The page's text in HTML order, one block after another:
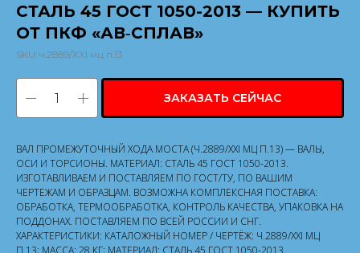
СТАЛЬ 45 ГОСТ 1050-2013 — КУПИТЬ
ОТ ПКФ «АВ‑СПЛАВ»
SKU: ч.2889/XXI мц п.13
ЗАКАЗАТЬ СЕЙЧАС
ВАЛ ПРОМЕЖУТОЧНЫЙ ХОДА МОСТА (Ч.2889/XXI МЦ П.13) — ВАЛЫ,
ОСИ И ТОРСИОНЫ. МАТЕРИАЛ: СТАЛЬ 45 ГОСТ 1050-2013.
ИЗГОТАВЛИВАЕМ И ПОСТАВЛЯЕМ ПО ГОСТ/ТУ, ПО ВАШИМ
ЧЕРТЕЖАМ И ОБРАЗЦАМ. ВОЗМОЖНА КОМПЛЕКСНАЯ ПОСТАВКА:
ОБРАБОТКА, ТЕРМООБРАБОТКА, КОНТРОЛЬ КАЧЕСТВА, УПАКОВКА НА
ПОДДОНАХ. ПОСТАВЛЯЕМ ПО ВСЕЙ РОССИИ И СНГ.
ХАРАКТЕРИСТИКИ: КАТАЛОЖНЫЙ НОМЕР / ЧЕРТЁЖ: Ч.2889/XXI МЦ
П.13; МАССА: 28 КГ; МАТЕРИАЛ: СТАЛЬ 45 ГОСТ 1050-2013.